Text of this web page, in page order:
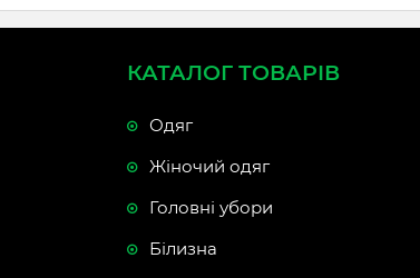
КАТАЛОГ ТОВАРІВ
Одяг
Жіночий одяг
Головні убори
Білизна